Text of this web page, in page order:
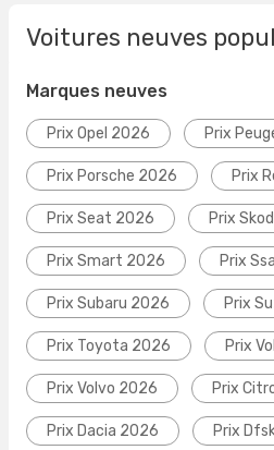
Voitures neuves
Marques neuves
Prix Opel 2026 Prix
Prix Porsche 2026 Prix
Prix Seat 2026 Prix
Prix Smart 2026 Prix
Prix Subaru 2026 Prix
Prix Toyota 2026 Prix
Prix Volvo 2026 Prix
Prix Dacia 2026 Prix